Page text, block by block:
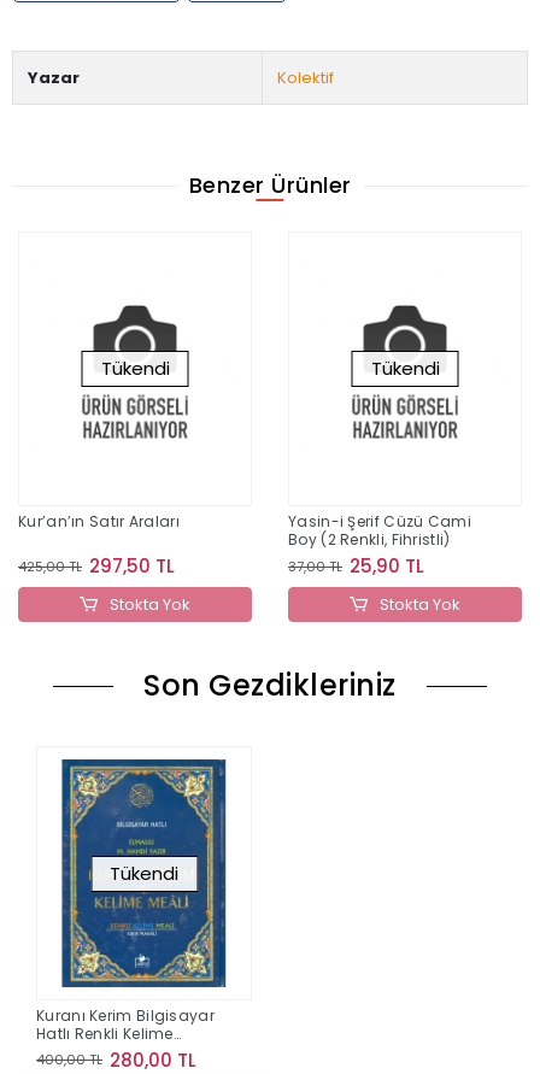
Yazar Kolektif
Benzer Ürünler
Tükendi
Kur’an’ın Satır Araları
425,00 TL 297,50 TL
Stokta Yok
Tükendi
Yasin-i Şerif Cüzü Cami
Boy (2 Renkli, Fihristli)
37,00 TL 25,90 TL
Stokta Yok
Son Gezdikleriniz
Tükendi
Kuranı Kerim Bilgisayar
Hatlı Renkli Kelime
Meali Cami Boy
400,00 TL 280,00 TL